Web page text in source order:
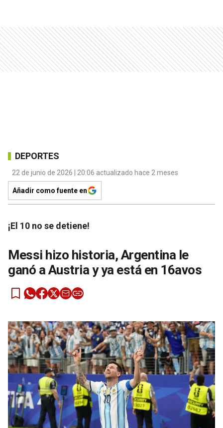
DEPORTES
22 de junio de 2026 | 20:06 actualizado hace 2 meses
Añadir como fuente en
¡El 10 no se detiene!
Messi hizo historia, Argentina le
ganó a Austria y ya está en 16avos